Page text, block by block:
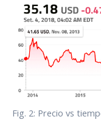
Fig. 2: Precio vs